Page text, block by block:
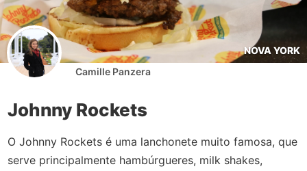
NOVA YORK
Camille Panzera
Johnny Rockets
O Johnny Rockets é uma lanchonete muito famosa, que
serve principalmente hambúrgueres, milk shakes,